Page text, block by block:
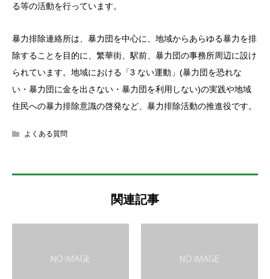
る等の活動を行っています。
暴力排除連絡所は、暴力団を中心に、地域からあらゆる暴力を排
除することを目的に、繁華街、駅前、暴力団の事務所周辺に設け
られています。地域における「3 ない運動」(暴力団を恐れな
い・暴力団に金を出さない・暴力団を利用しない)の実践や地域
住民への暴力排除意識の啓発など、暴力排除活動の推進役です。
よくある質問
関連記事